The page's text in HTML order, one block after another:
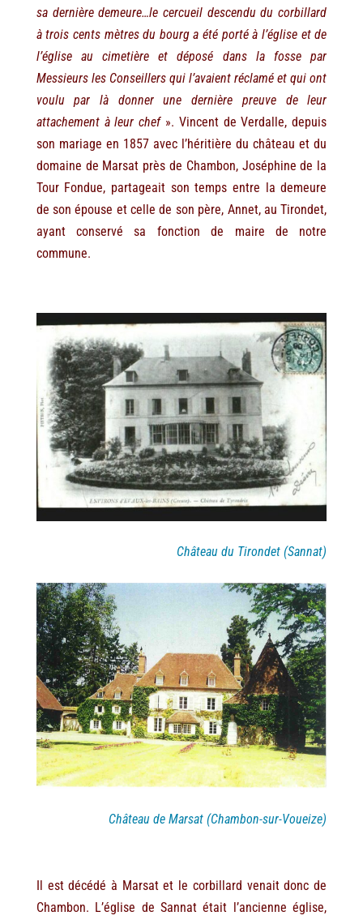
sa dernière demeure…le cercueil descendu du corbillard
à trois cents mètres du bourg a été porté à l’église et de
l’église au cimetière et déposé dans la fosse par
Messieurs les Conseillers qui l’avaient réclamé et qui ont
voulu par là donner une dernière preuve de leur
attachement à leur chef». Vincent de Verdalle, depuis
son mariage en 1857 avec l’héritière du château et du
domaine de Marsat près de Chambon, Joséphine de la
Tour Fondue, partageait son temps entre la demeure
de son épouse et celle de son père, Annet, au Tirondet,
ayant conservé sa fonction de maire de notre
commune.
Château du Tirondet (Sannat)
Château de Marsat (Chambon-sur-Voueize)
Il est décédé à Marsat et le corbillard venait donc de
Chambon. L’église de Sannat était l’ancienne église,